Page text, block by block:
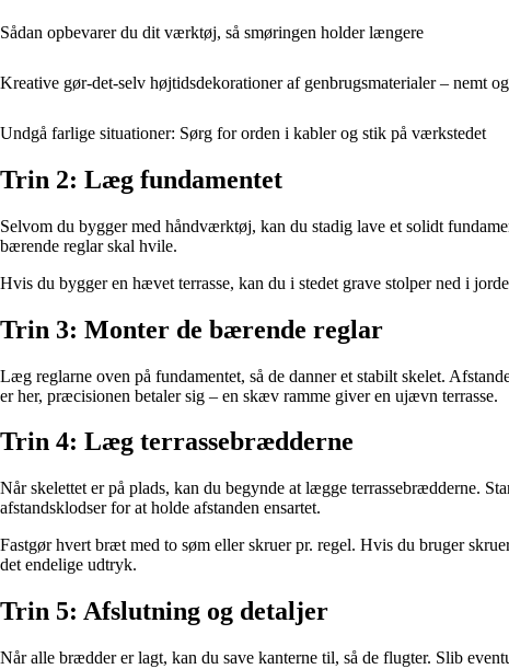
Sådan opbevarer du dit værktøj, så smøringen holder længere
Kreative gør-det-selv højtidsdekorationer af genbrugsmaterialer – nemt
Undgå farlige situationer: Sørg for orden i kabler og stik på værkstedet
Trin 2: Læg fundamentet
Selvom du bygger med håndværktøj, kan du stadig lave et solidt
bærende reglar skal hvile.
Hvis du bygger en hævet terrasse, kan du i stedet grave stolper ned i
Trin 3: Monter de bærende reglar
Læg reglarne oven på fundamentet, så de danner et stabilt skelet.
er her, præcisionen betaler sig – en skæv ramme giver en ujævn terrasse.
Trin 4: Læg terrassebrædderne
Når skelettet er på plads, kan du begynde at lægge terrassebrædderne.
afstandsklodser for at holde afstanden ensartet.
Fastgør hvert bræt med to søm eller skruer pr. regel. Hvis du bruger
det endelige udtryk.
Trin 5: Afslutning og detaljer
Når alle brædder er lagt, kan du save kanterne til, så de flugter. Slib